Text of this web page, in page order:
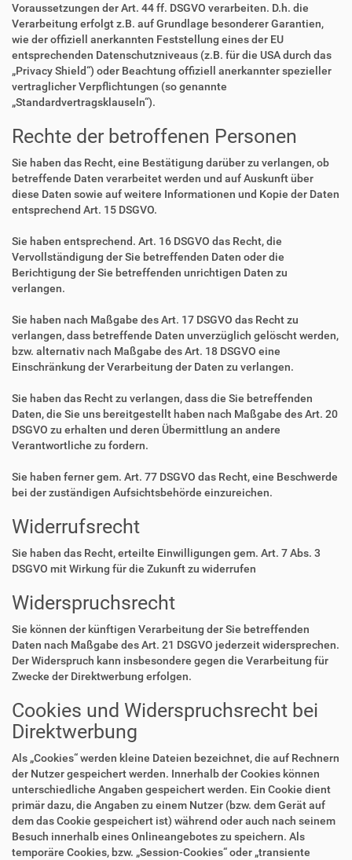
Voraussetzungen der Art. 44 ff. DSGVO verarbeiten. D.h. die
Verarbeitung erfolgt z.B. auf Grundlage besonderer Garantien,
wie der offiziell anerkannten Feststellung eines der EU
entsprechenden Datenschutzniveaus (z.B. für die USA durch das
„Privacy Shield“) oder Beachtung offiziell anerkannter spezieller
vertraglicher Verpflichtungen (so genannte
„Standardvertragsklauseln“).
Rechte der betroffenen Personen
Sie haben das Recht, eine Bestätigung darüber zu verlangen, ob
betreffende Daten verarbeitet werden und auf Auskunft über
diese Daten sowie auf weitere Informationen und Kopie der Daten
entsprechend Art. 15 DSGVO.
Sie haben entsprechend. Art. 16 DSGVO das Recht, die
Vervollständigung der Sie betreffenden Daten oder die
Berichtigung der Sie betreffenden unrichtigen Daten zu
verlangen.
Sie haben nach Maßgabe des Art. 17 DSGVO das Recht zu
verlangen, dass betreffende Daten unverzüglich gelöscht werden,
bzw. alternativ nach Maßgabe des Art. 18 DSGVO eine
Einschränkung der Verarbeitung der Daten zu verlangen.
Sie haben das Recht zu verlangen, dass die Sie betreffenden
Daten, die Sie uns bereitgestellt haben nach Maßgabe des Art. 20
DSGVO zu erhalten und deren Übermittlung an andere
Verantwortliche zu fordern.
Sie haben ferner gem. Art. 77 DSGVO das Recht, eine Beschwerde
bei der zuständigen Aufsichtsbehörde einzureichen.
Widerrufsrecht
Sie haben das Recht, erteilte Einwilligungen gem. Art. 7 Abs. 3
DSGVO mit Wirkung für die Zukunft zu widerrufen
Widerspruchsrecht
Sie können der künftigen Verarbeitung der Sie betreffenden
Daten nach Maßgabe des Art. 21 DSGVO jederzeit widersprechen.
Der Widerspruch kann insbesondere gegen die Verarbeitung für
Zwecke der Direktwerbung erfolgen.
Cookies und Widerspruchsrecht bei
Direktwerbung
Als „Cookies“ werden kleine Dateien bezeichnet, die auf Rechnern
der Nutzer gespeichert werden. Innerhalb der Cookies können
unterschiedliche Angaben gespeichert werden. Ein Cookie dient
primär dazu, die Angaben zu einem Nutzer (bzw. dem Gerät auf
dem das Cookie gespeichert ist) während oder auch nach seinem
Besuch innerhalb eines Onlineangebotes zu speichern. Als
temporäre Cookies, bzw. „Session-Cookies“ oder „transiente